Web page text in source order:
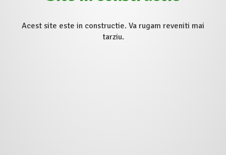
Acest site este in constructie. Va rugam reveniti mai
tarziu.